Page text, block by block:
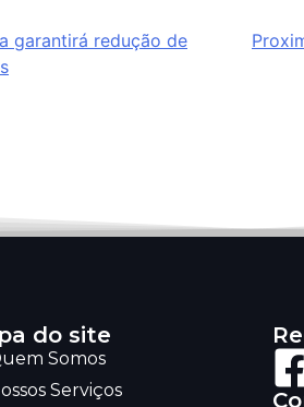
garantirá redução de
do site
Somos
Serviços